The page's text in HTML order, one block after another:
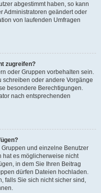
abgestimmt haben, so kann
Administratoren geändert oder
von laufenden Umfragen
zugreifen?
oder Gruppen vorbehalten sein.
schreiben oder andere Vorgänge
besondere Berechtigungen.
nach entsprechenden
und einzelne Benutzer
hat es möglicherweise nicht
in dem Sie Ihren Beitrag
dürfen Dateien hochladen.
falls Sie sich nicht sicher sind,